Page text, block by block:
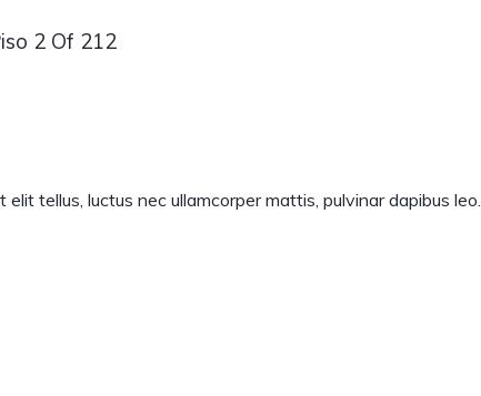
2 Of 212
tellus, luctus nec ullamcorper mattis, pulvinar dapibus leo.